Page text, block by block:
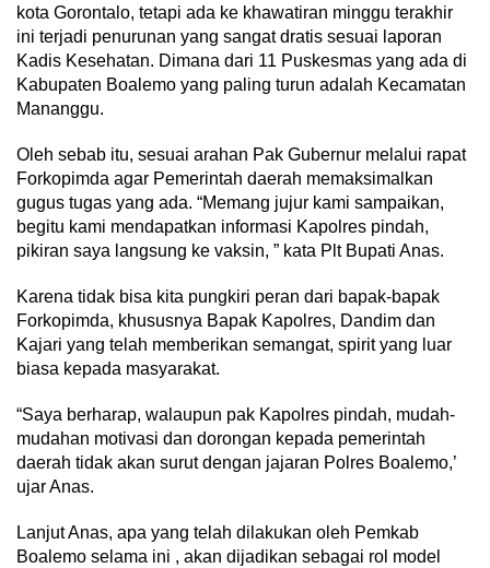
kota Gorontalo, tetapi ada ke khawatiran minggu terakhir
ini terjadi penurunan yang sangat dratis sesuai laporan
Kadis Kesehatan. Dimana dari 11 Puskesmas yang ada di
Kabupaten Boalemo yang paling turun adalah Kecamatan
Mananggu.
Oleh sebab itu, sesuai arahan Pak Gubernur melalui rapat
Forkopimda agar Pemerintah daerah memaksimalkan
gugus tugas yang ada. “Memang jujur kami sampaikan,
begitu kami mendapatkan informasi Kapolres pindah,
pikiran saya langsung ke vaksin, ” kata Plt Bupati Anas.
Karena tidak bisa kita pungkiri peran dari bapak-bapak
Forkopimda, khususnya Bapak Kapolres, Dandim dan
Kajari yang telah memberikan semangat, spirit yang luar
biasa kepada masyarakat.
“Saya berharap, walaupun pak Kapolres pindah, mudah-
mudahan motivasi dan dorongan kepada pemerintah
daerah tidak akan surut dengan jajaran Polres Boalemo,’
ujar Anas.
Lanjut Anas, apa yang telah dilakukan oleh Pemkab
Boalemo selama ini , akan dijadikan sebagai rol model